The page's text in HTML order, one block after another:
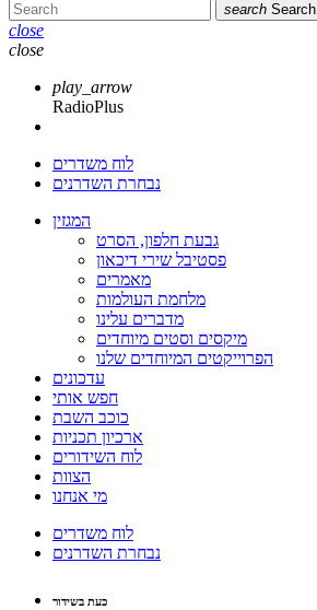
search Search
close
close
play_arrow
RadioPlus
לוח משדרים
נבחרת השדרנים
המגזין
גבעת חלפון, הסרט
פסטיבל שירי דיכאון
מאמרים
מלחמת העולמות
מדברים עלינו
מיקסים וסטים מיוחדים
הפרוייקטים המיוחדים שלנו
עדכונים
חפש אותי
כוכב השבת
ארכיון תכניות
לוח השידורים
הצוות
מי אנחנו
לוח משדרים
נבחרת השדרנים
כעת בשידור